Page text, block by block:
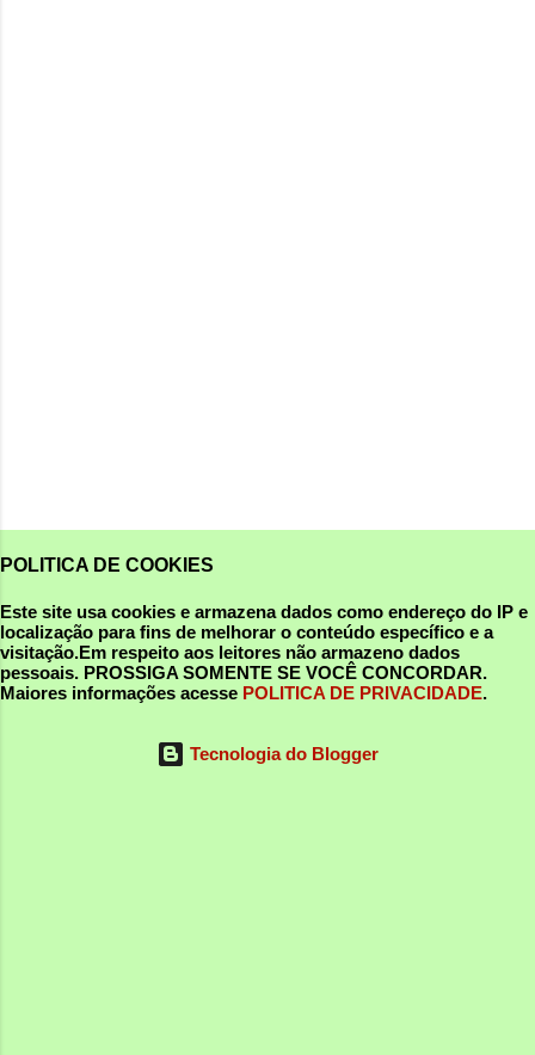
POLITICA DE COOKIES
Este site usa cookies e armazena dados como endereço do IP e
localização para fins de melhorar o conteúdo específico e a
visitação.Em respeito aos leitores não armazeno dados
pessoais. PROSSIGA SOMENTE SE VOCÊ CONCORDAR.
Maiores informações acesse POLITICA DE PRIVACIDADE.
Tecnologia do Blogger